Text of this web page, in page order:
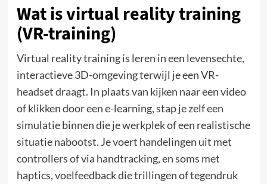
Wat is virtual reality training
(VR-training)
Virtual reality training is leren in een levensechte,
interactieve 3D-omgeving terwijl je een VR-
headset draagt. In plaats van kijken naar een video
of klikken door een e-learning, stap je zelf een
simulatie binnen die je werkplek of een realistische
situatie nabootst. Je voert handelingen uit met
controllers of via handtracking, en soms met
haptics, voelfeedback die trillingen of tegendruk